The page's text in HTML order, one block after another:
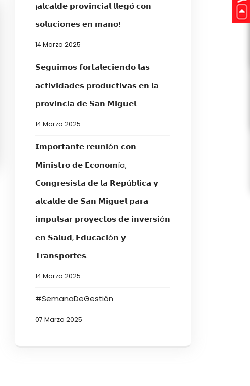
¡𝗮𝗹𝗰𝗮𝗹𝗱𝗲 𝗽𝗿𝗼𝘃𝗶𝗻𝗰𝗶𝗮𝗹 𝗹𝗹𝗲𝗴𝗼́ 𝗰𝗼𝗻
𝘀𝗼𝗹𝘂𝗰𝗶𝗼𝗻𝗲𝘀 𝗲𝗻 𝗺𝗮𝗻𝗼!
14 Marzo 2025
𝗦𝗲𝗴𝘂𝗶𝗺𝗼𝘀 𝗳𝗼𝗿𝘁𝗮𝗹𝗲𝗰𝗶𝗲𝗻𝗱𝗼 𝗹𝗮𝘀
𝗮𝗰𝘁𝗶𝘃𝗶𝗱𝗮𝗱𝗲𝘀 𝗽𝗿𝗼𝗱𝘂𝗰𝘁𝗶𝘃𝗮𝘀 𝗲𝗻 𝗹𝗮
𝗽𝗿𝗼𝘃𝗶𝗻𝗰𝗶𝗮 𝗱𝗲 𝗦𝗮𝗻 𝗠𝗶𝗴𝘂𝗲𝗹.
14 Marzo 2025
𝗜𝗺𝗽𝗼𝗿𝘁𝗮𝗻𝘁𝗲 𝗿𝗲𝘂𝗻𝗶ó𝗻 𝗰𝗼𝗻
𝗠𝗶𝗻𝗶𝘀𝘁𝗿𝗼 𝗱𝗲 𝗘𝗰𝗼𝗻𝗼𝗺ía,
𝗖𝗼𝗻𝗴𝗿𝗲𝘀𝗶𝘀𝘁𝗮 𝗱𝗲 𝗹𝗮 𝗥𝗲𝗽ú𝗯𝗹𝗶𝗰𝗮 𝘆
𝗮𝗹𝗰𝗮𝗹𝗱𝗲 𝗱𝗲 𝗦𝗮𝗻 𝗠𝗶𝗴𝘂𝗲𝗹 𝗽𝗮𝗿𝗮
𝗶𝗺𝗽𝘂𝗹𝘀𝗮𝗿 𝗽𝗿𝗼𝘆𝗲𝗰𝘁𝗼𝘀 𝗱𝗲 𝗶𝗻𝘃𝗲𝗿𝘀𝗶ó𝗻
𝗲𝗻 𝗦𝗮𝗹𝘂𝗱, 𝗘𝗱𝘂𝗰𝗮𝗰𝗶ó𝗻 𝘆
𝗧𝗿𝗮𝗻𝘀𝗽𝗼𝗿𝘁𝗲𝘀.
14 Marzo 2025
#SemanaDeGestión
07 Marzo 2025